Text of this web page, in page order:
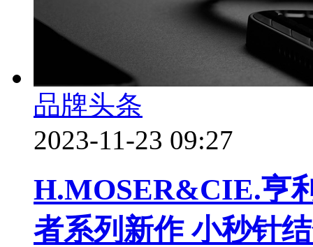
品牌头条
2023-11-23 09:27
H.MOSER&CIE.亨
者系列新作 小秒针